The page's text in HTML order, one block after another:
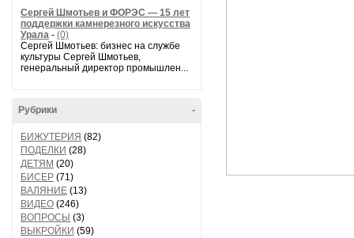
Сергей Шмотьев и ФОРЭС — 15 лет
поддержки камнерезного искусства
Урала - (0)
Сергей Шмотьев: бизнес на службе
культуры Сергей Шмотьев,
генеральный директор промышлен...
-
Рубрики
БИЖУТЕРИЯ (82)
ПОДЕЛКИ (28)
ДЕТЯМ (20)
БИСЕР (71)
ВАЛЯНИЕ (13)
ВИДЕО (246)
ВОПРОСЫ (3)
ВЫКРОЙКИ (59)